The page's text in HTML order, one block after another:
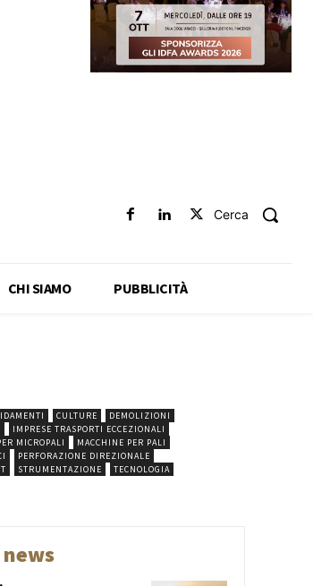
Cerca
CHI SIAMO PUBBLICITÀ
CULTURE
DEMOLIZIONI
IMPRESE TRASPORTI ECCEZIONALI
MICROPALI
MACCHINE PER PALI
PERFORAZIONE DIREZIONALE
STRUMENTAZIONE
TECNOLOGIA